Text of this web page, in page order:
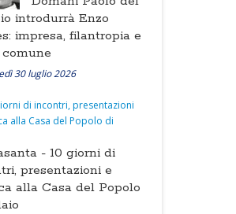
introdurrà Enzo
impresa, filantropia e
30 luglio 2026
- 10 giorni di
presentazioni e
alla Casa del Popolo